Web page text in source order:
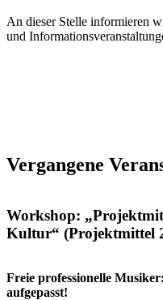
An dieser Stelle informieren
und
Vergangene
Workshop:
Kultur“ (Projektmittel
Freie professionelle
aufgepasst!